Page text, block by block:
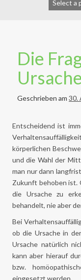
Die
Geschrieben am 30.
Entscheidend ist
körperlichen
und die Wahl der
man nur dann
Zukunft behoben ist.
die Ursache zu
behandelt, nie aber
Bei
ob die Ursache in
Ursache natürlich
kann aber hierauf
bzw.
eingesetzt werden.